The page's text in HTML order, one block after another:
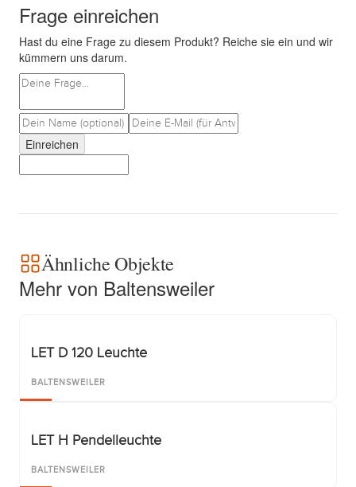
Frage einreichen
Hast du eine Frage zu diesem Produkt? Reiche sie ein und wir
kümmern uns darum.
Einreichen
Ähnliche Objekte
Mehr von Baltensweiler
LET D 120 Leuchte
BALTENSWEILER
LET H Pendelleuchte
BALTENSWEILER